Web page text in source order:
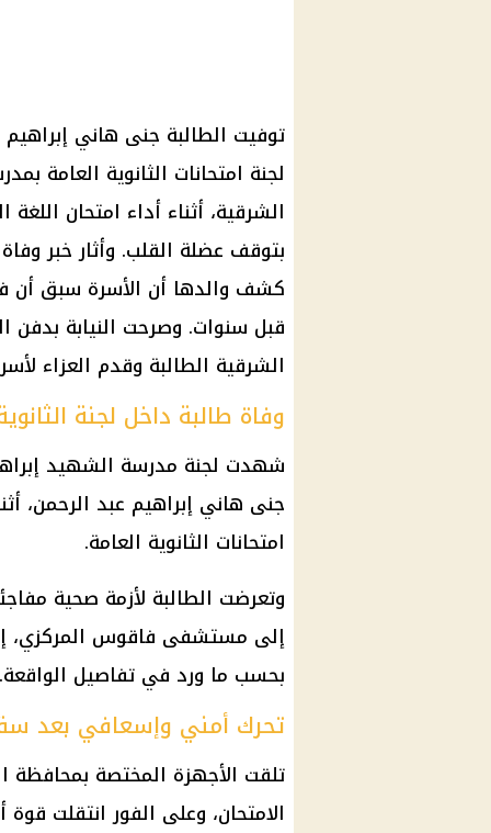
لجنة امتحانات الثانوية
الشرقية، أثناء أداء امتحان
بتوقف عضلة القلب. وأثار خبر
كشف والدها أن الأسرة سبق
قبل سنوات. وصرحت النيابة بدفن
الشرقية الطالبة وقدم العزاء
وفاة طالبة داخل لجنة
شهدت لجنة مدرسة الشهيد
جنى هاني إبراهيم عبد الرحمن،
امتحانات الثانوية العامة.
وتعرضت الطالبة لأزمة صحية
إلى مستشفى فاقوس المركزي، إلا
بحسب ما ورد في تفاصيل الواقعة.
تحرك أمني وإسعافي بعد
تلقت الأجهزة المختصة بمحافظة
الامتحان، وعلى الفور انتقلت